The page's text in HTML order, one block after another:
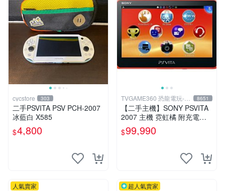
cycstore 303
二手PSVITA PSV PCH-2007
冰藍白 X585
$4,800
TVGAME360 恐龍電玩-台
中店
8651
【二手主機】SONY PSVITA
2007 主機 霓虹橘 附充電器
USB傳輸線 PS VITA PSV 台
中恐龍電玩
$99,990
人氣賣家 超人氣賣家